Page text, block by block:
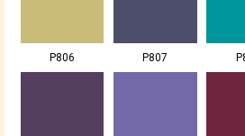
P806 P807